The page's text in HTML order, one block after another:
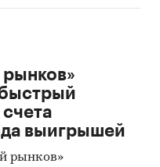
выигрышей
рынков»